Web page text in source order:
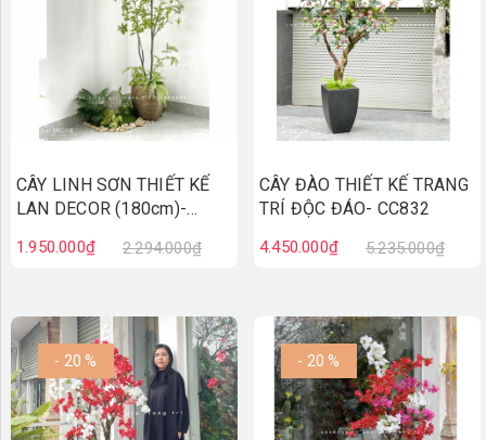
CÂY LINH SƠN THIẾT KẾ
LAN DECOR (180cm)-
1.950.000₫ 2.294.000₫
CÂY ĐÀO THIẾT KẾ TRANG
TRÍ ĐỘC ĐÁO- CC832
4.450.000₫ 5.235.000₫
- 20 % - 20 %